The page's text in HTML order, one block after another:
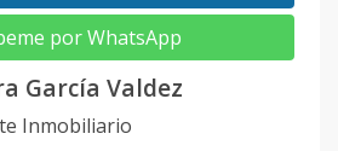
por WhatsApp
García Valdez
Inmobiliario